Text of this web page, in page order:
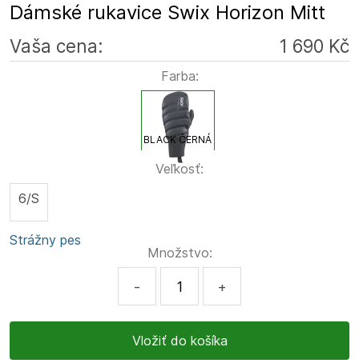
Dámské rukavice Swix Horizon Mitt
Vaša cena: 1 690 Kč
Farba:
BLACK ČERNÁ
Veľkosť:
6/S
Strážny pes
Množstvo:
- +